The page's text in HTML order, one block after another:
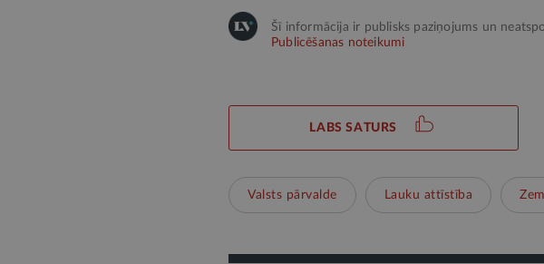
Šī informācija ir publisks paziņojums un
Publicēšanas noteikumi
LABS SATURS
Valsts pārvalde Lauku attīstība